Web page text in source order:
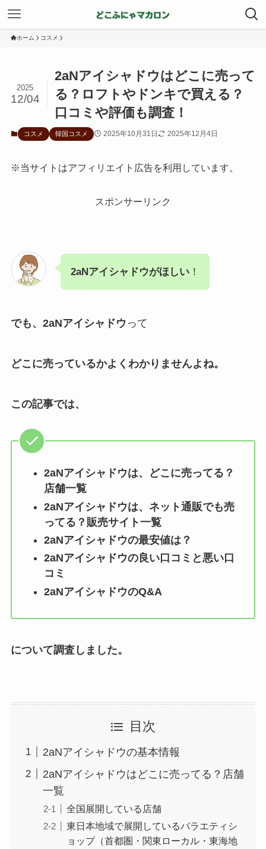
ホーム コスメ
2aNアイシャドウはどこに売って
る？ロフトやドンキで買える？
口コミや評価も調査！
2025
12/04
コスメ 韓国コスメ 2025年10月31日 2025年12月4日
※当サイトはアフィリエイト広告を利用しています。
スポンサーリンク
2aNアイシャドウがほしい！
でも、 2aNアイシャドウって
どこに売っているかよくわかりませんよね。
この記事では、
2aNアイシャドウは、どこに売ってる？
店舗一覧
2aNアイシャドウは、ネット通販でも売
ってる？販売サイト一覧
2aNアイシャドウの最安値は？
2aNアイシャドウの良い口コミと悪い口
コミ
2aNアイシャドウのQ&A
について調査しました。
目次
2aNアイシャドウの基本情報
2aNアイシャドウはどこに売ってる？店舗
一覧
全国展開している店舗
東日本地域で展開しているバラエティシ
ョップ（首都圏・関東ローカル・東海地